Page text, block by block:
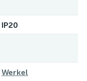
IP20
Werkel